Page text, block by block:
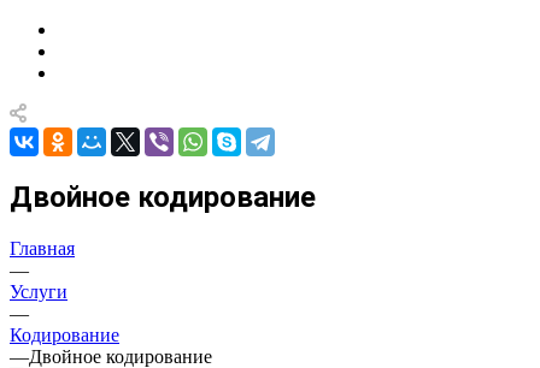
Двойное кодирование
Главная
—
Услуги
—
Кодирование
—Двойное кодирование